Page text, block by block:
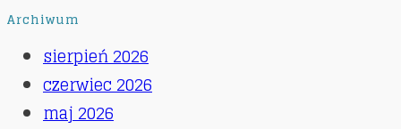
Archiwum
sierpień 2026
czerwiec 2026
maj 2026